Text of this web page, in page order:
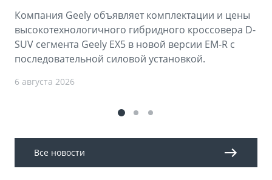
Компания Geely объявляет комплектации и цены
высокотехнологичного гибридного кроссовера D-
SUV сегмента Geely EX5 в новой версии EM-R с
последовательной силовой установкой.
6 августа 2026
Все новости